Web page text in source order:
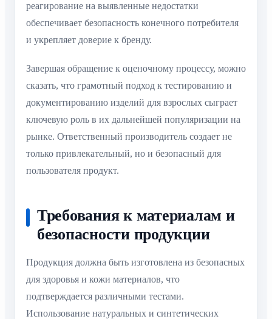
реагирование на выявленные недостатки
обеспечивает безопасность конечного потребителя
и укрепляет доверие к бренду.
Завершая обращение к оценочному процессу, можно
сказать, что грамотный подход к тестированию и
документированию изделий для взрослых сыграет
ключевую роль в их дальнейшей популяризации на
рынке. Ответственный производитель создает не
только привлекательный, но и безопасный для
пользователя продукт.
Требования к материалам и
безопасности продукции
Продукция должна быть изготовлена из безопасных
для здоровья и кожи материалов, что
подтверждается различными тестами.
Использование натуральных и синтетических